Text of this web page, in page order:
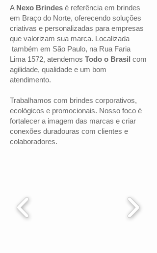
A Nexo Brindes é referência em brindes
em Braço do Norte, oferecendo soluções
criativas e personalizadas para empresas
que valorizam sua marca. Localizada
também em São Paulo, na Rua Faria
Lima 1572, atendemos Todo o Brasil com
agilidade, qualidade e um bom
atendimento.
Trabalhamos com brindes corporativos,
ecológicos e promocionais. Nosso foco é
fortalecer a imagem das marcas e criar
conexões duradouras com clientes e
colaboradores.